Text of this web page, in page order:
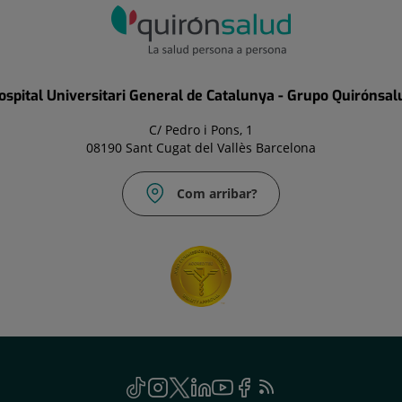
Universitari General de Catalunya - Grupo
C/ Pedro i Pons, 1
08190 Sant Cugat del Vallès Barcelona
Com arribar?
TikTok
AquestInstagram
AquestTwitter
AquestLinkedin
AquestYoutube
AquestFacebook
Aquest
Feed
Aquest